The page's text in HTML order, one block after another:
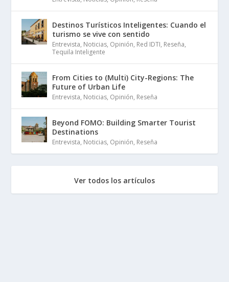
Destinos Turísticos Inteligentes: Cuando el
turismo se vive con sentido
Entrevista, Noticias, Opinión, Red IDTI, Reseña,
Tequila Inteligente
From Cities to (Multi) City-Regions: The
Future of Urban Life
Entrevista, Noticias, Opinión, Reseña
Beyond FOMO: Building Smarter Tourist
Destinations
Entrevista, Noticias, Opinión, Reseña
Ver todos los artículos